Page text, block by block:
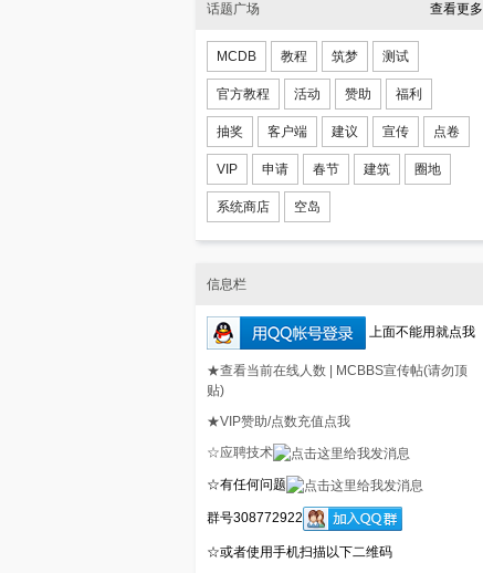
话题广场 查看更多
MCDB 教程 筑梦 测试
官方教程 活动 赞助 福利
抽奖 客户端 建议 宣传 点卷
VIP 申请 春节 建筑 圈地
系统商店 空岛
信息栏
上面不能用就点我
★查看当前在线人数
MCBBS宣传帖(请勿顶
贴)
★VIP赞助/点数充值点我
☆应聘技术
☆有任何问题
群号308772922
☆或者使用手机扫描以下二维码